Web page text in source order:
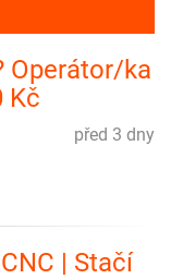
Operátor/ka
Kč
před 3 dny
| Stačí